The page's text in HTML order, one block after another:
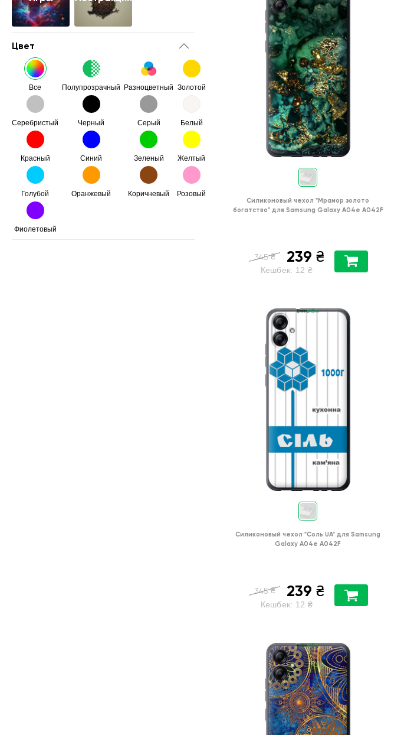
Цвет
Все Полупрозрачный Разноцветный Золотой
Серебристый Черный Серый Белый
Красный Синий Зеленый Желтый
Голубой Оранжевый Коричневый Розовый
Фиолетовый
Силиконовый чехол "Мрамор золото
богатство" для Samsung Galaxy A04e A042F
345 ₴ 239 ₴
Кешбек: 12 ₴
Силиконовый чехол "Соль UA" для Samsung
Galaxy A04e A042F
345 ₴ 239 ₴
Кешбек: 12 ₴